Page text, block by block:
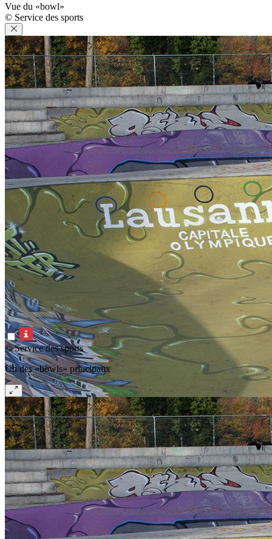
Vue du «bowl»
© Service des sports
© Service des sports
Un des «bowls» principaux